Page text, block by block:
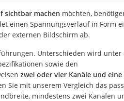
2 Innengeräte
sichtbar machen möchten,
einen Spannungsverlauf in Form
externen Bildschirm ab.
Unterschieden wird unter
sowie den
zwei oder vier Kanäle und eine
Sie mit unserem Vergleich das
mindestens zwei Kanälen